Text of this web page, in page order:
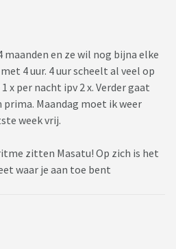
en ze wil nog bijna elke
4 uur. 4 uur scheelt al veel op
x per nacht ipv 2 x. Verder gaat
Maandag moet ik weer
week vrij.
zitten Masatu! Op zich is het
waar je aan toe bent